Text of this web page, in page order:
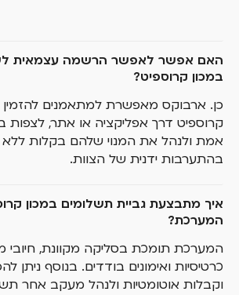
האם אפשר לאפשר הרשמה עצמאית
במכון קרוספיט?
כן. ארבוקס מאפשרת למתאמנים להזמין
קרוספיט דרך אפליקציה או אתר, לצפות
אמת ולנהל את המנוי שלהם בקלות ללא
בהתערבות ידנית של הצוות.
איך מתבצעת גביית תשלומים במכון
המערכת?
המערכת תומכת בסליקה מקוונת, חיובי
כרטיסיות ואימונים בודדים. בנוסף ניתן
וקבלות אוטומטיות ולנהל מעקב אחר